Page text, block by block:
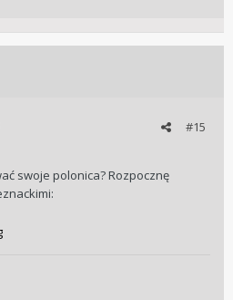
#15
swoje polonica? Rozpocznę